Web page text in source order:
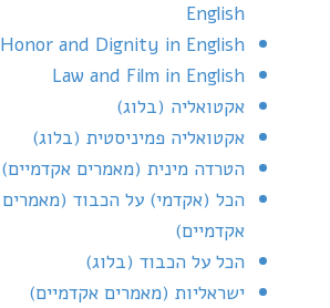
English
Honor and Dignity in English
Law and Film in English
אקטואליה (בלוג)
אקטואליה פמיניסטית (בלוג)
הטרדה מינית (מאמרים אקדמיים)
הכל (אקדמי) על הכבוד (מאמרים
אקדמיים)
הכל על הכבוד (בלוג)
ישראליות (מאמרים אקדמיים)